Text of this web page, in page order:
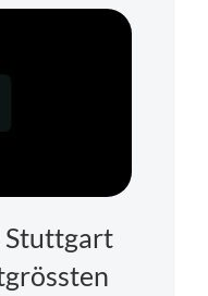
Stuttgart